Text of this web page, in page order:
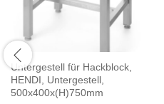
Untergestell für Hackblock,
HENDI, Untergestell,
500x400x(H)750mm